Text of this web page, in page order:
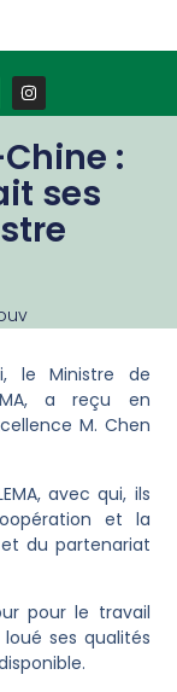
:
ses
le Ministre de
a reçu en
M. Chen
avec qui, ils
et la
du partenariat
pour le travail
ses qualités